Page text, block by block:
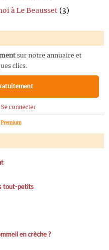
à Le Beausset (3)
sur notre annuaire et
clics.
Se connecter
tout-petits
en crèche ?